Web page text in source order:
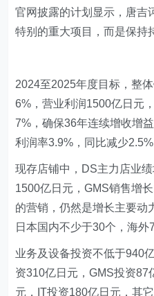
官网披露的计划显示，唐吉
特别的重大项目，而是保持
2024至2025年度目标，整
6%，营业利润1500亿日元
7%，确保36年连续增收增
利润率3.9%，同比减少2.5%
现存店铺中，DS主力店业
1500亿日元，GMS销售增
的营销，仍然是增长主要动
日本国内不少于30个，海外7
业务及设备投资不低于940
资310亿日元，GMS投资87
元，IT投资180亿日元，其